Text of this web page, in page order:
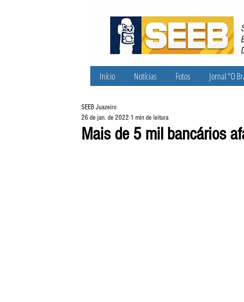
Início Notícias Fotos Jornal "O
Mais de 5 mil bancários
SEEB Juazeiro
26 de jan. de 2022 1 min de leitura